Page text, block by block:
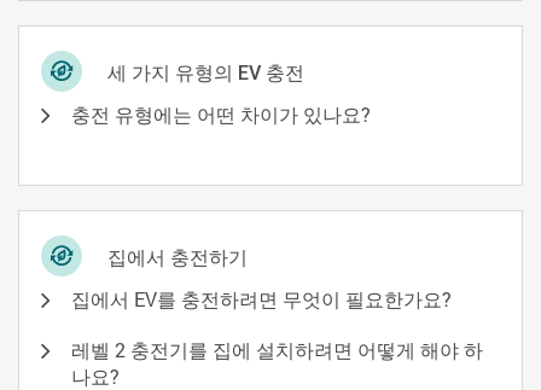
세 가지 유형의 EV 충전
충전 유형에는 어떤 차이가 있나요?
집에서 충전하기
집에서 EV를 충전하려면 무엇이 필요한가요?
레벨 2 충전기를 집에 설치하려면 어떻게 해야 하
나요?